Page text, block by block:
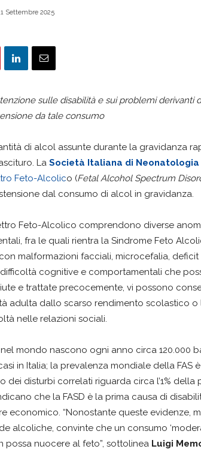
Settembre 2025
sulle disabilità e sui problemi derivanti
da tale consumo
di alcol assunte durante la gravidanza
La Società Italiana di Neonatologia
Feto-Alcolico (Fetal Alcohol Spectrum
dal consumo di alcol in gravidanza.
Feto-Alcolico comprendono diverse
fra le quali rientra la Sindrome Feto
malformazioni facciali, microcefalia,
cognitive e comportamentali che
e trattate precocemente, vi possono
adulta dallo scarso rendimento scolastico
nelle relazioni sociali.
mondo nascono ogni anno circa 120.000
in Italia; la prevalenza mondiale della FAS
dei disturbi correlati riguarda circa l’1%
che la FASD è la prima causa di
economico. “Nonostante queste evidenze,
alcoliche, convinte che un consumo
possa nuocere al feto”, sottolinea Luigi